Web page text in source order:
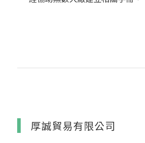
厚誠貿易有限公司